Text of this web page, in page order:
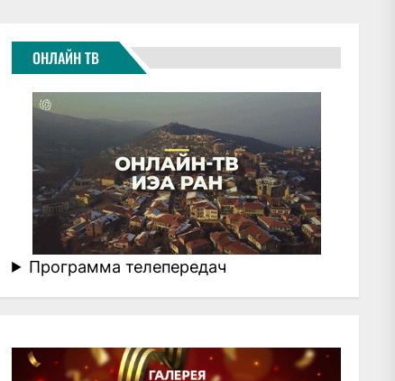
ОНЛАЙН ТВ
Программа телепередач